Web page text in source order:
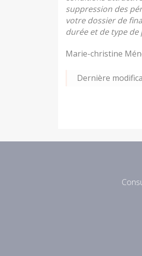
suppression des
votre dossier de
durée et de type de
Marie-christine
Dernière